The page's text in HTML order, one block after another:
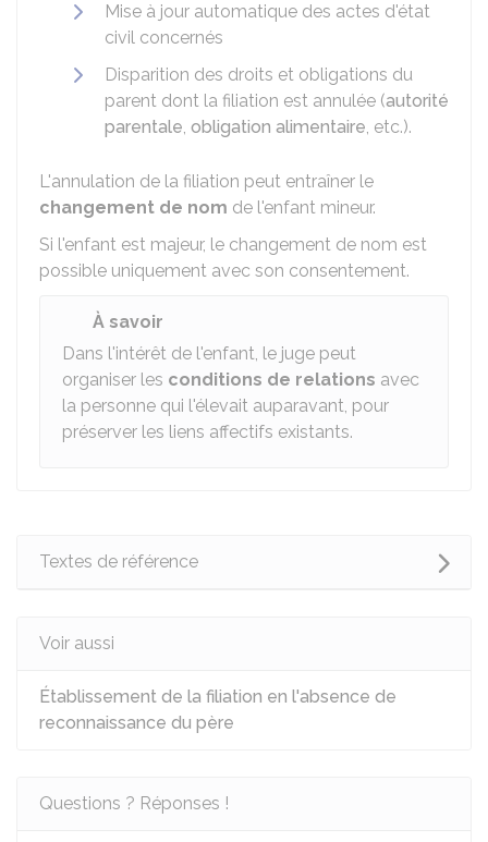
Mise à jour automatique des actes d'état
civil concernés
Disparition des droits et obligations du
parent dont la filiation est annulée (autorité
parentale, obligation alimentaire, etc.).
L'annulation de la filiation peut entraîner le
changement de nom de l'enfant mineur.
Si l'enfant est majeur, le changement de nom est
possible uniquement avec son consentement.
À savoir
Dans l'intérêt de l'enfant, le juge peut
organiser les conditions de relations avec
la personne qui l'élevait auparavant, pour
préserver les liens affectifs existants.
Textes de référence
Voir aussi
Établissement de la filiation en l'absence de
reconnaissance du père
Questions ? Réponses !